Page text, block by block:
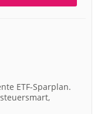
ETF-Sparplan.